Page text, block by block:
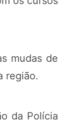
mudas de
região.
da Polícia